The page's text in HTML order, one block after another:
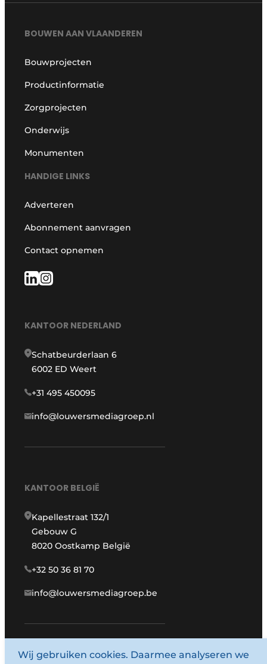
BOUWEN AAN VLAANDEREN
Bouwprojecten
Productinformatie
Zorgprojecten
Onderwijs
Monumenten
HANDIGE LINKS
Adverteren
Abonnement aanvragen
Contact opnemen
KANTOOR NEDERLAND
Schatbeurderlaan 6
6002 ED Weert
+31 495 450095
info@louwersmediagroep.nl
KANTOOR BELGIË
Kapellestraat 132/1
Gebouw G
8020 Oostkamp België
+32 50 36 81 70
info@louwersmediagroep.be
www.louwersmediagroep.com
Wij gebruiken cookies. Daarmee analyseren we